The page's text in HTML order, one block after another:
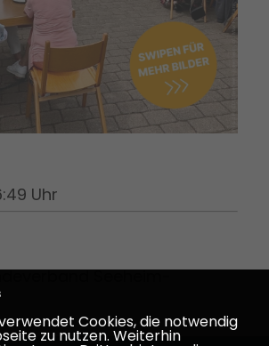
Uhr
Seeheim-
Cookies, die notwendig
zu nutzen. Weiterhin